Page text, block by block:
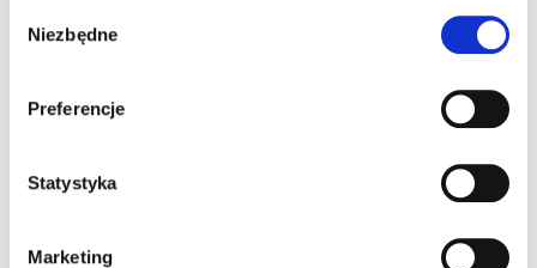
zgody
Niezbędne
Preferencje
Statystyka
Marketing